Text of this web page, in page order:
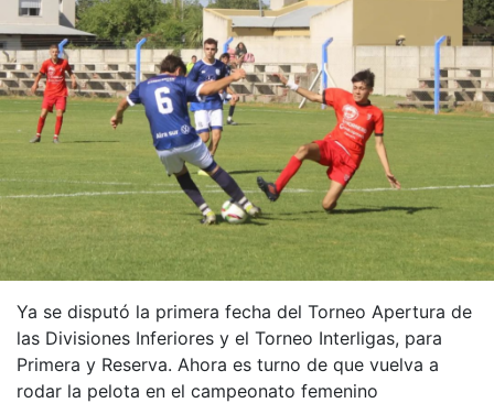
Ya se disputó la primera fecha del Torneo Apertura de
las Divisiones Inferiores y el Torneo Interligas, para
Primera y Reserva. Ahora es turno de que vuelva a
rodar la pelota en el campeonato femenino